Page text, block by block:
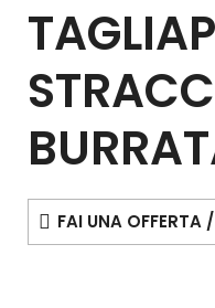
FAI UNA OFFERTA